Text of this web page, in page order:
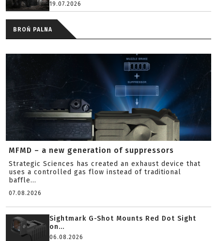
19.07.2026
BROŃ PALNA
MFMD – a new generation of suppressors
Strategic Sciences has created an exhaust device that
uses a controlled gas flow instead of traditional
baffle...
07.08.2026
Sightmark G-Shot Mounts Red Dot Sight
on...
06.08.2026